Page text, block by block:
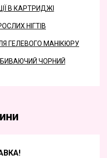
В КАРТРИДЖІ
НІГТІВ
ГЕЛЕВОГО МАНІКЮРУ
ЧОРНИЙ